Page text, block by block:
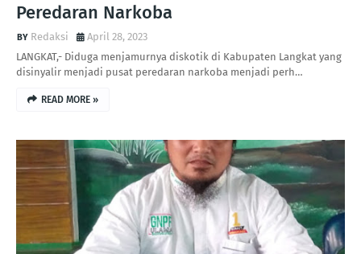
Peredaran Narkoba
Redaksi
April 28, 2023
LANGKAT,- Diduga menjamurnya diskotik di Kabupaten Langkat yang
disinyalir menjadi pusat peredaran narkoba menjadi perh…
READ MORE »